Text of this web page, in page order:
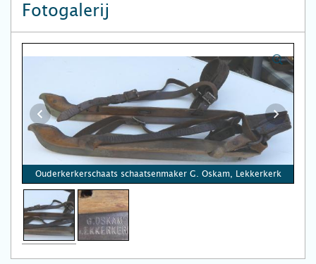
Fotogalerij
Ouderkerkerschaats schaatsenmaker G. Oskam, Lekkerkerk